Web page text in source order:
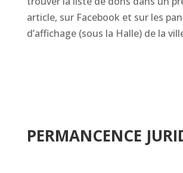
article, sur Facebook et sur les
d’affichage (sous la Halle) de la
PERMANCENCE